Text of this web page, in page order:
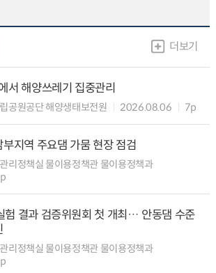
더보기
서 해양쓰레기 집중관리
공원공단 해양생태보전원 2026.08.06 7p
지역 주요댐 가뭄 현장 점검
리정책실 물이용정책관 물이용정책과
험 결과 검증위원회 첫 개최… 안동댐 수준
리정책실 물이용정책관 물이용정책과